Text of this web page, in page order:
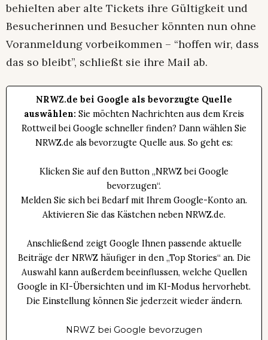
behielten aber alte Tickets ihre Gültigkeit und
Besucherinnen und Besucher könnten nun ohne
Voranmeldung vorbeikommen – “hoffen wir, dass
das so bleibt”, schließt sie ihre Mail ab.
NRWZ.de bei Google als bevorzugte Quelle
auswählen: Sie möchten Nachrichten aus dem Kreis
Rottweil bei Google schneller finden? Dann wählen Sie
NRWZ.de als bevorzugte Quelle aus. So geht es:
Klicken Sie auf den Button „NRWZ bei Google
bevorzugen“.
Melden Sie sich bei Bedarf mit Ihrem Google-Konto an.
Aktivieren Sie das Kästchen neben NRWZ.de.
Anschließend zeigt Google Ihnen passende aktuelle
Beiträge der NRWZ häufiger in den „Top Stories“ an. Die
Auswahl kann außerdem beeinflussen, welche Quellen
Google in KI-Übersichten und im KI-Modus hervorhebt.
Die Einstellung können Sie jederzeit wieder ändern.
NRWZ bei Google bevorzugen